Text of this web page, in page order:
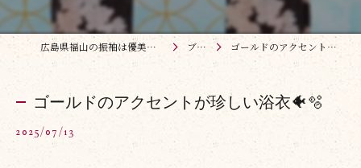
広島県福山の振袖は優美苑 きものにじいろ ブログ ゴールドのアクセントが珍しい浴衣🐠🫧
ゴールドのアクセントが珍しい浴衣🐠🫧
2025/07/13